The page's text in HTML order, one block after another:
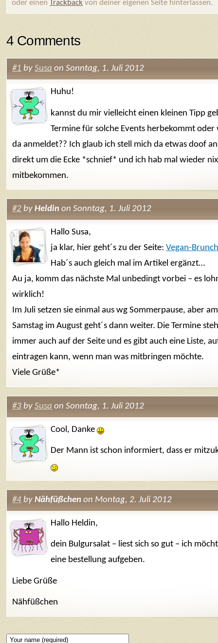
oder einen Trackback von deiner eigenen Seite hinterlassen.
4 Comments
#1 bySusa on Sonntag, 1. Juli 2012
Huhu!
kannst du mir vielleicht einen kleinen Tipp
Termine für solche Events herbekommt oder
da anmeldet?? Ich glaub ich stell mich da etwas doof
direkt um die Ecke *schnief* und ich hab mal wieder nix
mitbekommen.
#2 byHeldin on Sonntag, 1. Juli 2012
Hallo Susa,
ja klar, hier geht´s zu der Seite: Vegan-
Hab´s auch gleich mal im Artikel ergänzt…
Au ja, komm das nächste Mal unbedingt vorbei – es
wirklich!
Im Juli setzen sie einmal aus wg Sommerpause, aber
Samstag im August geht´s dann weiter. Die Termine
immer auch auf der Seite und es gibt auch eine Liste,
eintragen kann, wenn man was mitbringen möchte.
Viele Grüße*
#3 bySusa on Sonntag, 1. Juli 2012
Cool, Danke
Der Mann ist schon informiert, dass er
#4 byNähfüßchen on Montag, 2. Juli 2012
Hallo Heldin,
dein Bulgursalat – liest sich so gut – ich
eine bestellung aufgeben.
Liebe Grüße
Nähfüßchen